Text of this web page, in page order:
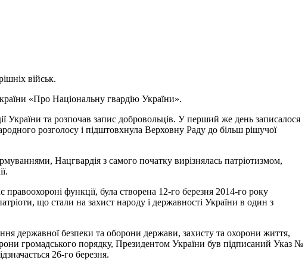
військ.
«Про Національну гвардію України».
України та розпочав запис добровольців. У перший же день записалося
розголосу і підштовхнула Верховну Раду до більш рішучої
Нацгвардія з самого початку вирізнялась патріотизмом,
функції, була створена 12-го березня 2014-го року
що стали на захист народу і державності України в один з
державної безпеки та оборони держави, захисту та охорони життя,
громадського порядку, Президентом України був підписаний Указ №
26-го березня.